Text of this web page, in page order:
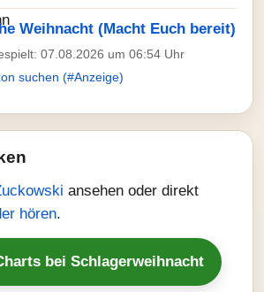
Weihnacht (Macht Euch bereit)
07.08.2026 um 06:54 Uhr
suchen (#Anzeige)
ansehen oder direkt
hören.
bei Schlagerweihnacht